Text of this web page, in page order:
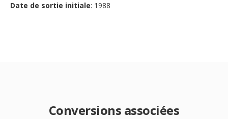
Date de sortie initiale: 1988
Conversions associées